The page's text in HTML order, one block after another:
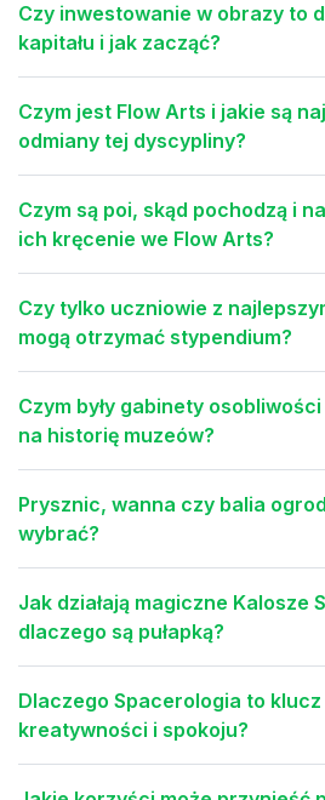
Czy inwestowanie w obrazy to
kapitału i jak zacząć?
Czym jest Flow Arts i jakie są
odmiany tej dyscypliny?
Czym są poi, skąd pochodzą i
ich kręcenie we Flow Arts?
Czy tylko uczniowie z
mogą otrzymać stypendium?
Czym były gabinety osobliwości
na historię muzeów?
Prysznic, wanna czy balia
wybrać?
Jak działają magiczne Kalosze
dlaczego są pułapką?
Dlaczego Spacerologia to
kreatywności i spokoju?